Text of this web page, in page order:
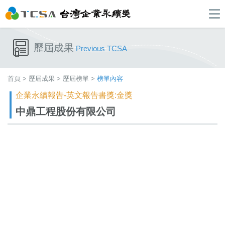
歷屆成果 Previous TCSA
首頁 > 歷屆成果 > 歷屆榜單 > 榜單內容
企業永續報告-英文報告書獎:金獎
中鼎工程股份有限公司